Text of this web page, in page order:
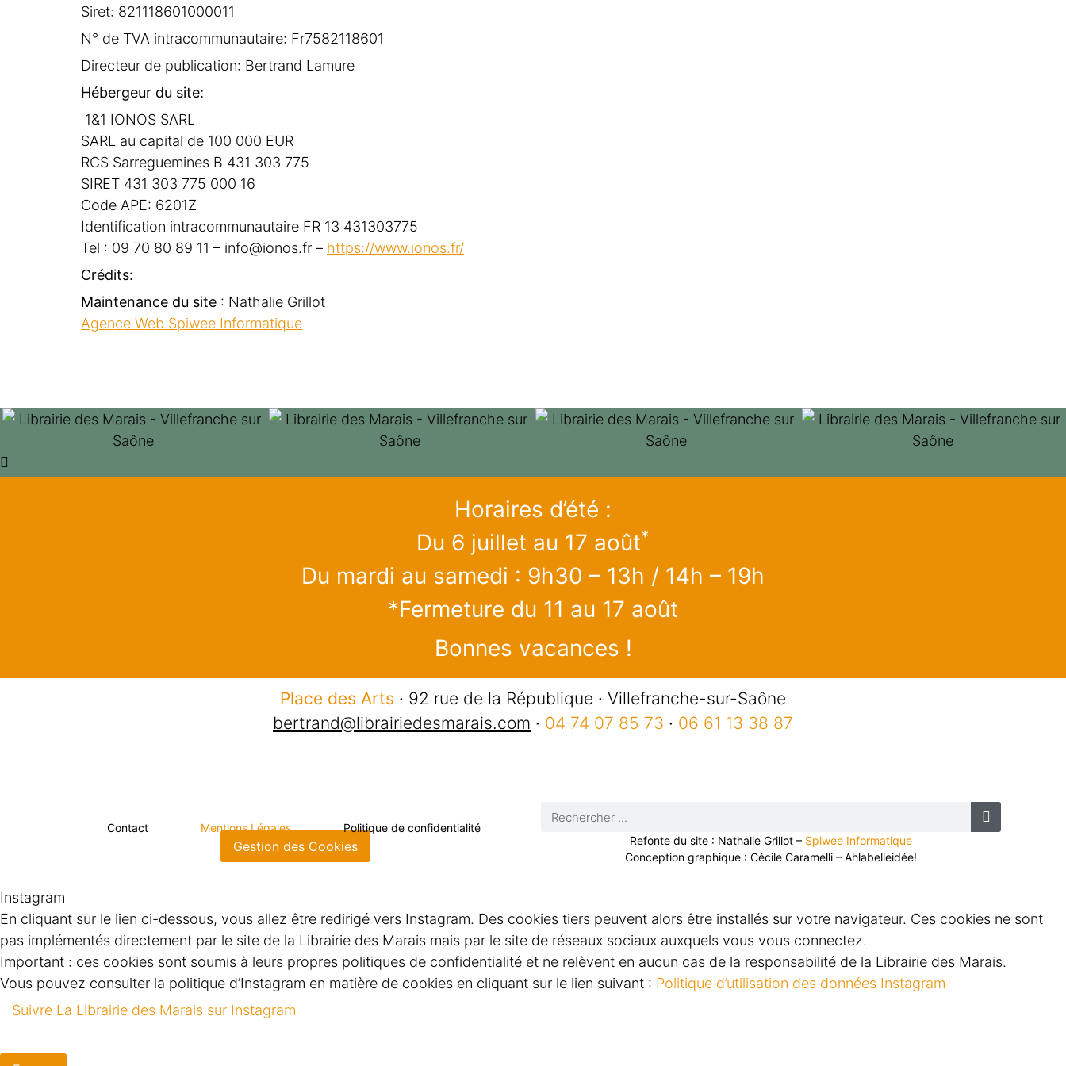
Siret: 821118601000011
N° de TVA intracommunautaire: Fr7582118601
Directeur de publication: Bertrand Lamure
Hébergeur du site:
1&1 IONOS SARL
SARL au capital de 100 000 EUR
RCS Sarreguemines B 431 303 775
SIRET 431 303 775 000 16
Code APE: 6201Z
Identification intracommunautaire FR 13 431303775
Tel : 09 70 80 89 11 – info@ionos.fr – https://www.ionos.fr/
Crédits:
Maintenance du site : Nathalie Grillot
Agence Web Spiwee Informatique
Horaires d’été :
Du 6 juillet au 17 août*
Du mardi au samedi : 9h30 – 13h / 14h – 19h
*Fermeture du 11 au 17 août
Bonnes vacances !
Place des Arts · 92 rue de la République · Villefranche-sur-Saône
bertrand@librairiedesmarais.com · 04 74 07 85 73 · 06 61 13 38 87
Contact Mentions Légales Politique de confidentialité
Gestion des Cookies Refonte du site : Nathalie Grillot – Spiwee Informatique
Conception graphique : Cécile Caramelli – Ahlabelleidée!
Instagram
En cliquant sur le lien ci-dessous, vous allez être redirigé vers Instagram. Des cookies tiers peuvent alors être installés sur votre navigateur. Ces cookies ne sont
pas implémentés directement par le site de la Librairie des Marais mais par le site de réseaux sociaux auxquels vous vous connectez.
Important : ces cookies sont soumis à leurs propres politiques de confidentialité et ne relèvent en aucun cas de la responsabilité de la Librairie des Marais.
Vous pouvez consulter la politique d’Instagram en matière de cookies en cliquant sur le lien suivant : Politique d’utilisation des données Instagram
Suivre La Librairie des Marais sur Instagram